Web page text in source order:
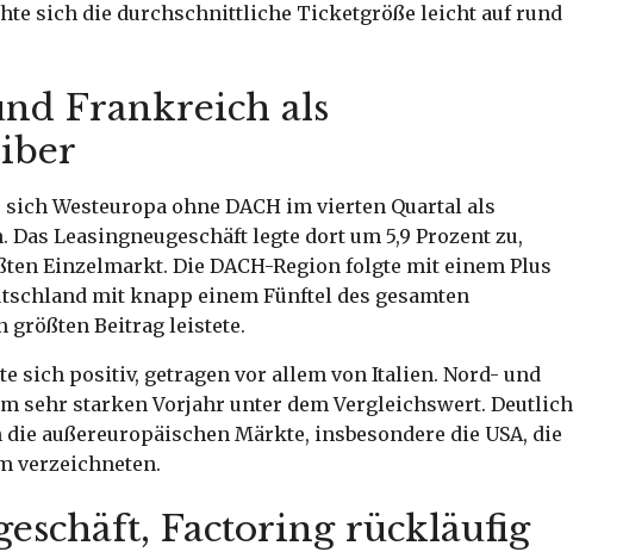
sich die durchschnittliche Ticketgröße leicht auf rund
Frankreich als
Westeuropa ohne DACH im vierten Quartal als
Leasingneugeschäft legte dort um 5,9 Prozent zu,
Einzelmarkt. Die DACH-Region folgte mit einem Plus
mit knapp einem Fünftel des gesamten
größten Beitrag leistete.
sich positiv, getragen vor allem von Italien. Nord- und
sehr starken Vorjahr unter dem Vergleichswert. Deutlich
außereuropäischen Märkte, insbesondere die USA, die
verzeichneten.
Factoring rückläufig